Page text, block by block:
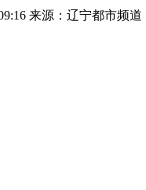
来源：辽宁都市频道